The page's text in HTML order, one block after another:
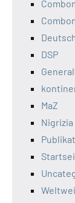
DSP
MaZ
Nigrizia